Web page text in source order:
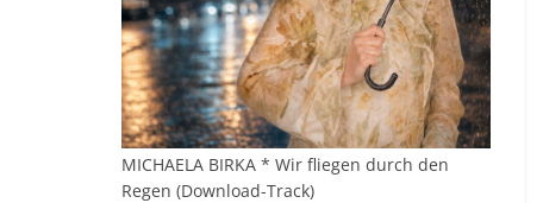
MICHAELA BIRKA * Wir fliegen durch den
Regen (Download-Track)